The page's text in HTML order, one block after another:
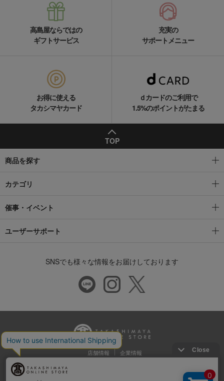
高島屋ならではの
ギフトサービス
充実の
サポートメニュー
お得に使える
タカシマヤカード
ｄカードのご利用で
1.5%のポイントがたまる
TOP
商品を探す
カテゴリ
催事・イベント
ユーザーサポート
SNSでも様々な情報をお届けしております
店舗情報 企業情報
推奨環境 特定商取引法に基づく表示
プライバシーポリシー